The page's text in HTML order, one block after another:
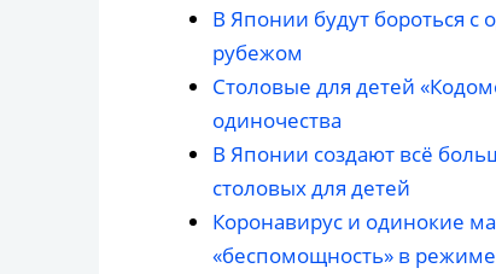
В Японии будут бороться с
рубежом
Столовые для детей
одиночества
В Японии создают всё
столовых для детей
Коронавирус и одинокие
«беспомощность» в